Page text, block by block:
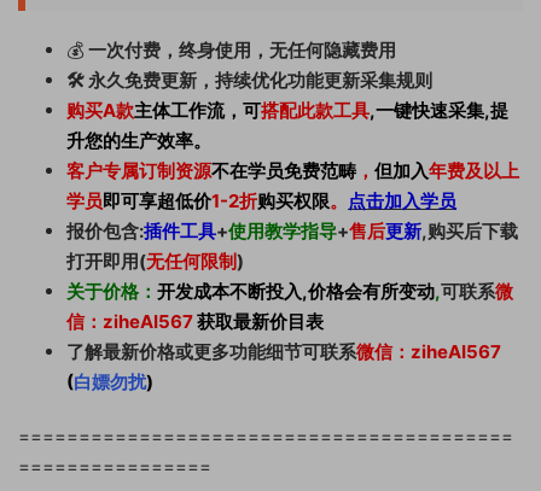
💰 一次付费，终身使用，无任何隐藏费用
🛠 永久免费更新，持续优化功能更新采集规则
购买A款主体工作流，可搭配此款工具,一键快速采集,提
升您的生产效率。
客户专属订制资源不在学员免费范畴 ， 但加入年费及以上
学员即可享超低价1-2折购买权限。
点击加入学员
报价包含:插件工具+使用教学指导+售后更新,购买后下载
打开即用(无任何限制)
关于价格： 开发成本不断投入,价格会有所变动,可联系微
信：ziheAI567获取最新价目表
了解最新价格或更多功能细节可联系微信：ziheAI567
(白嫖勿扰)
=========================================
================